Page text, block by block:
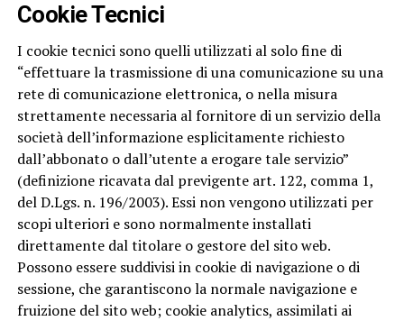
Cookie Tecnici
I cookie tecnici sono quelli utilizzati al solo fine di
“effettuare la trasmissione di una comunicazione su una
rete di comunicazione elettronica, o nella misura
strettamente necessaria al fornitore di un servizio della
società dell’informazione esplicitamente richiesto
dall’abbonato o dall’utente a erogare tale servizio”
(definizione ricavata dal previgente art. 122, comma 1,
del D.Lgs. n. 196/2003). Essi non vengono utilizzati per
scopi ulteriori e sono normalmente installati
direttamente dal titolare o gestore del sito web.
Possono essere suddivisi in cookie di navigazione o di
sessione, che garantiscono la normale navigazione e
fruizione del sito web; cookie analytics, assimilati ai